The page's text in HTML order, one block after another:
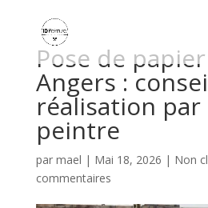
Pose de
Angers :
réalisation
peintre
par mael | Mai 18, 2026 | Non
commentaires